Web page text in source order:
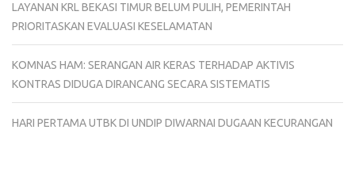
LAYANAN KRL BEKASI TIMUR BELUM PULIH, PEMERINTAH
PRIORITASKAN EVALUASI KESELAMATAN
KOMNAS HAM: SERANGAN AIR KERAS TERHADAP AKTIVIS
KONTRAS DIDUGA DIRANCANG SECARA SISTEMATIS
HARI PERTAMA UTBK DI UNDIP DIWARNAI DUGAAN KECURANGAN